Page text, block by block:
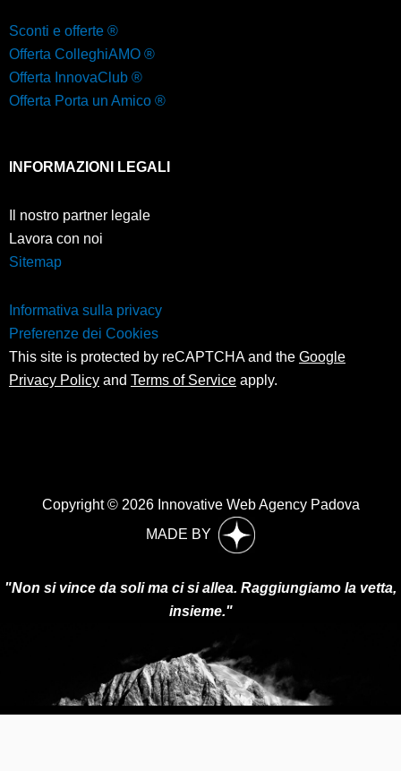
Sconti e offerte ®
Offerta ColleghiAMO ®
Offerta InnovaClub ®
Offerta Porta un Amico ®
INFORMAZIONI LEGALI
Il nostro partner legale
Lavora con noi
Sitemap
Informativa sulla privacy
Preferenze dei Cookies
This site is protected by reCAPTCHA and the Google
Privacy Policy and Terms of Service apply.
Copyright © 2026 Innovative Web Agency Padova
MADE BY
"Non si vince da soli ma ci si allea. Raggiungiamo la vetta,
insieme."